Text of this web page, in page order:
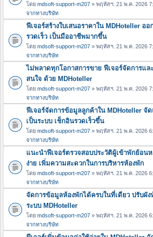
โดย mdsoft-support-m207 » พฤหัสฯ. 21 พ.ค. 2026
จากทางบริษัท
ฟีเจอร์สร้างใบเสนอราคาใน MDHoteller ออ
รวดเร็ว เป็นมืออาชีพมากขึ้น
โดย mdsoft-support-m207 » พฤหัสฯ. 21 พ.ค. 2026
จากทางบริษัท
ไม่พลาดทุกโอกาสการขาย ฟีเจอร์จัดการแ
สนใจ ด้วย MDHoteller
โดย mdsoft-support-m207 » พฤหัสฯ. 21 พ.ค. 2026
จากทางบริษัท
ฟีเจอร์จัดการข้อมูลลูกค้าใน MDHoteller จั
เป็นระบบ เช็กอินรวดเร็วขึ้น
โดย mdsoft-support-m207 » พฤหัสฯ. 21 พ.ค. 2026
จากทางบริษัท
แนะนำฟีเจอร์ตรวจสอบประวัติผู้เข้าพักย้อน
ง่าย เพิ่มความสะดวกในการบริหารห้องพัก
โดย mdsoft-support-m207 » พฤหัสฯ. 21 พ.ค. 2026
จากทางบริษัท
จัดการข้อมูลห้องพักได้ครบในที่เดียว ปรับผั
ระบบ MDHoteller
โดย mdsoft-support-m207 » พฤหัสฯ. 21 พ.ค. 2026
จากทางบริษัท